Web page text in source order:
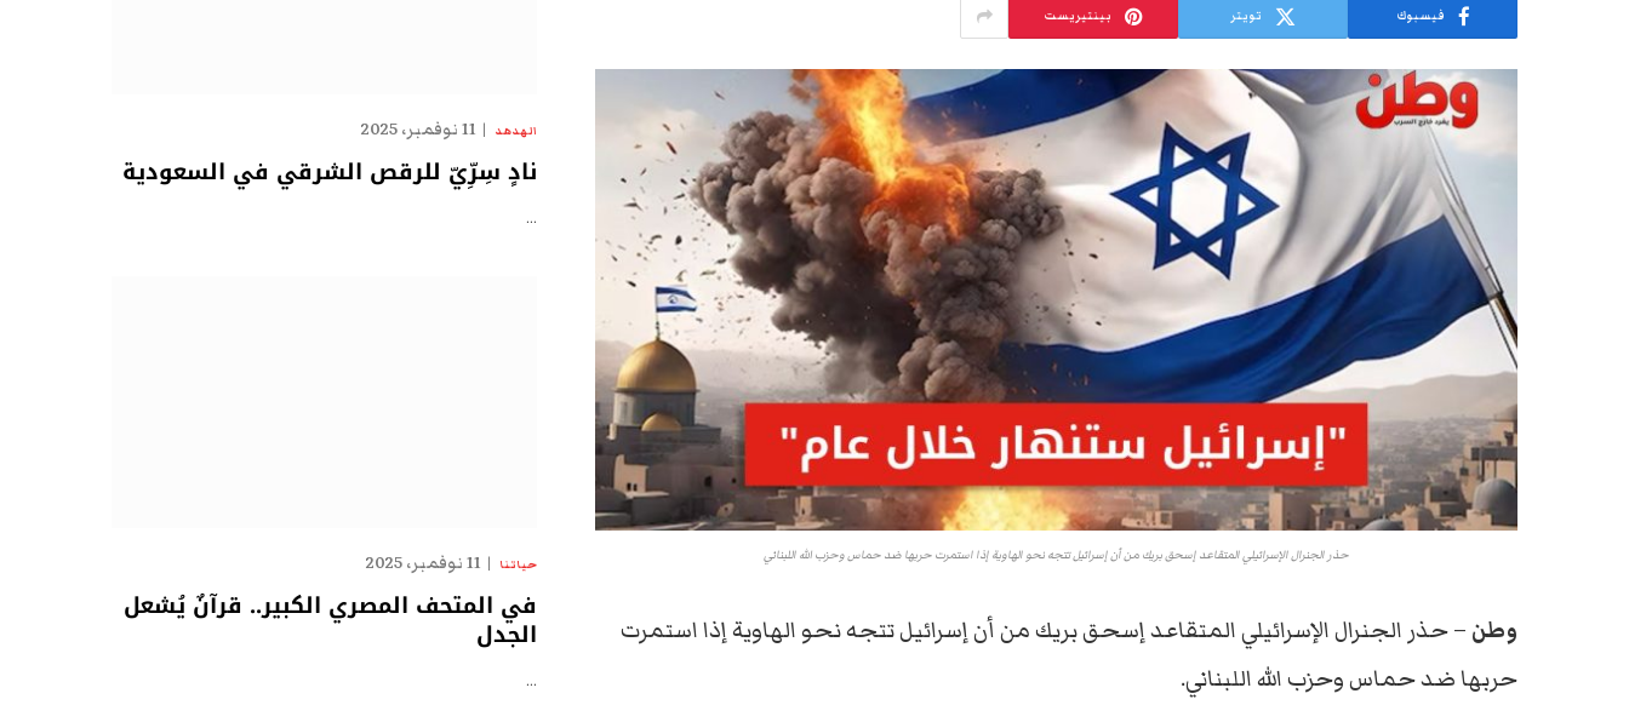
فيسبوك تويتر بينتيريست
حذر الجنرال الإسرائيلي المتقاعد إسحق بريك من أن إسرائيل تتجه نحو الهاوية إذا استمرت حربها ضد حماس وحزب الله اللبناني
وطن – حذر الجنرال الإسرائيلي المتقاعد إسحق بريك من أن إسرائيل تتجه نحو الهاوية إذا استمرت
حربها ضد حماس وحزب الله اللبناني.
الهدهد 11 نوفمبر، 2025
نادٍ سِرِّيّ للرقص الشرقي في السعودية
…
حياتنا 11 نوفمبر، 2025
في المتحف المصري الكبير.. قرآنٌ يُشعل
الجدل
…